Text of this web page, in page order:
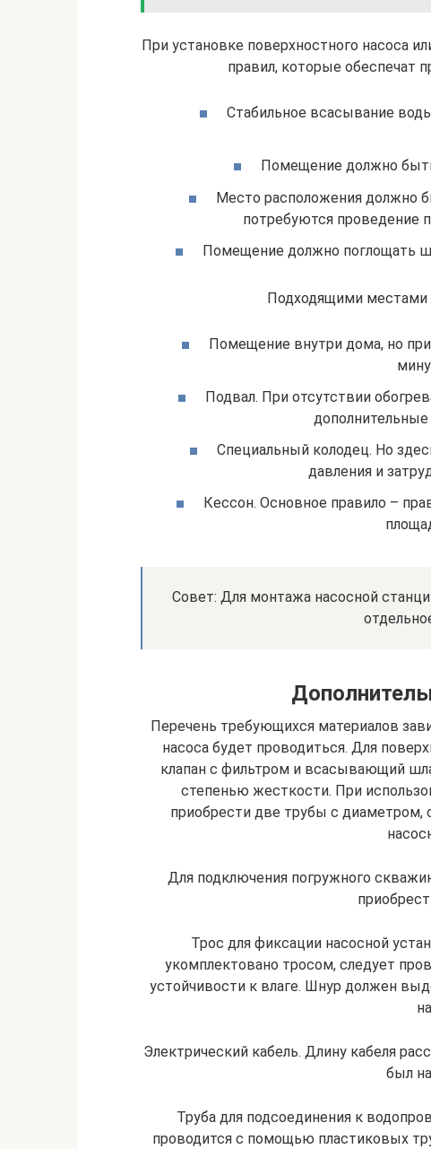
При установке поверхностного насоса
правил, которые обеспечат
Стабильное всасывание
Помещение должно
Место расположения должно
потребуются проведение
Помещение должно поглощать
Подходящими местами
Помещение внутри дома, но
Подвал. При отсутствии
дополнительные
Специальный колодец. Но
давления и
Кессон. Основное правило –
Совет: Для монтажа насосной
Перечень требующихся материалов
насоса будет проводиться. Для
клапан с фильтром и всасывающий
степенью жесткости. При
приобрести две трубы с
Для подключения погружного
Трос для фиксации насосной
укомплектовано тросом, следует
устойчивости к влаге. Шнур должен
Электрический кабель. Длину кабеля
был
Труба для подсоединения к
проводится с помощью пластиковых